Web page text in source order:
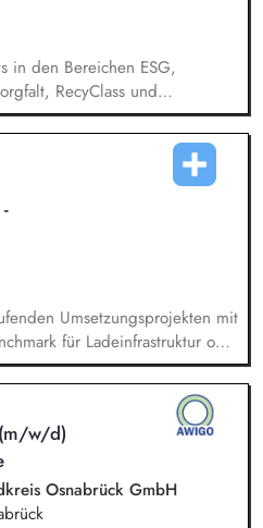
in den Bereichen ESG,
RecyClass und
oder im Team durch. Sie
gesetzlicher, normativer
und Compliance-
Auditberichte.
bewerten
die Einhaltung relevanter
sicher.
Umsetzungsprojekten mit
für Ladeinfrastruktur oder
Markt- und
und Auswertung von Trends,
Hochlaufkurven als
Fragestellungen.
bei der
für nachhaltige
w/d)
Osnabrück GmbH